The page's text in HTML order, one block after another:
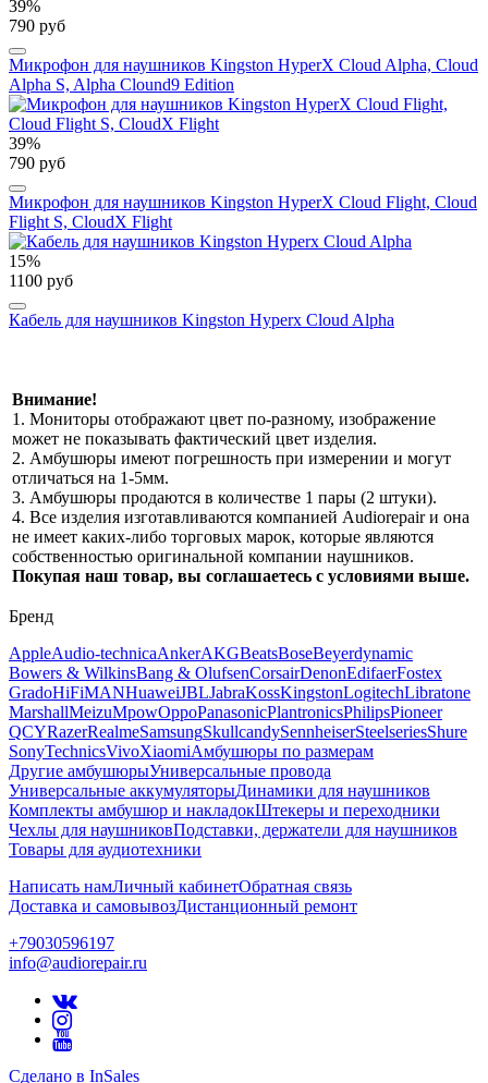
39%
790 руб
Микрофон для наушников Kingston HyperX Cloud Alpha, Cloud
Alpha S, Alpha Clound9 Edition
39%
790 руб
Микрофон для наушников Kingston HyperX Cloud Flight, Cloud
Flight S, CloudX Flight
15%
1100 руб
Кабель для наушников Kingston Hyperx Cloud Alpha
Внимание!
1. Мониторы отображают цвет по-разному, изображение
может не показывать фактический цвет изделия.
2. Амбушюры имеют погрешность при измерении и могут
отличаться на 1-5мм.
3. Амбушюры продаются в количестве 1 пары (2 штуки).
4. Все изделия изготавливаются компанией Audiorepair и она
не имеет каких-либо торговых марок, которые являются
собственностью оригинальной компании наушников.
Покупая наш товар, вы соглашаетесь с условиями выше.
Бренд
AppleAudio-technicaAnkerAKGBeatsBoseBeyerdynamic
Bowers & WilkinsBang & OlufsenCorsairDenonEdifaerFostex
GradoHiFiMANHuaweiJBLJabraKossKingstonLogitechLibratone
MarshallMeizuMpowOppoPanasonicPlantronicsPhilipsPioneer
QCYRazerRealmeSamsungSkullcandySennheiserSteelseriesShure
SonyTechnicsVivoXiaomiАмбушюры по размерам
Другие амбушюрыУниверсальные провода
Универсальные аккумуляторыДинамики для наушников
Комплекты амбушюр и накладокШтекеры и переходники
Чехлы для наушниковПодставки, держатели для наушников
Товары для аудиотехники
Написать намЛичный кабинетОбратная связь
Доставка и самовывозДистанционный ремонт
+79030596197
info@audiorepair.ru
Сделано в InSales